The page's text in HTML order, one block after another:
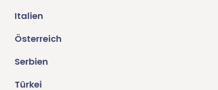
Italien
Österreich
Serbien
Türkei